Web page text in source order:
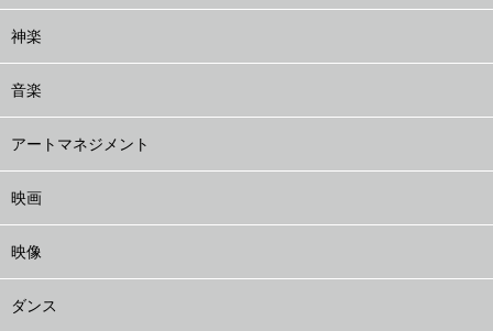
神楽
音楽
アートマネジメント
映画
映像
ダンス